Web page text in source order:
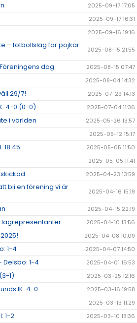
2025-09-17 17:05
2025-09-17 16:31
2025-09-16 19:16
– fotbollslag för pojkar
2025-08-15 21:55
dag 2025-08-15 07:47
2025-08-04 14:32
29/7! 2025-07-29 14:13
4-0 (0-0) 2025-07-04 11:36
i världen
2025-05-26 13:57
2025-05-12 15:17
18.45
2025-05-05 11:50
2025-05-05 11:41
2025-04-23 13:59
bli en förening vi är
2025-04-16 15:19
2025-04-15 22:19
2025-04-10 13:56
2025-04-08 10:09
1-4 2025-04-07 14:50
Delsbo: 1-4 2025-04-01 16:53
1) 2025-03-25 12:16
IK: 4-0 2025-03-16 19:58
2025-03-13 11:29
1-2 2025-03-10 13:36